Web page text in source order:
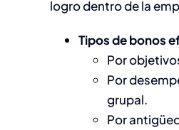
logro dentro de la
Tipos de bonos
Por
Por
grupal.
Por